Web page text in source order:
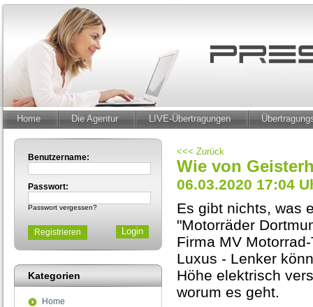
Home Die Agentur LIVE-Übertragungen
Benutzername:
Passwort:
Passwort vergessen?
Registrieren
Kategorien
Home
<<< Zurück
Wie von
06.03.2020 17:04
Es gibt nichts, was
"Motorräder
Firma MV
Luxus - Lenker
Höhe elektrisch
worum es geht.